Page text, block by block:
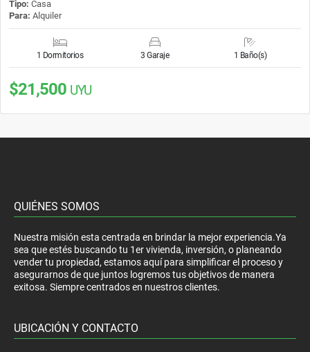
Tipo: Casa
Para: Alquiler
1 Dormitorios 3 Garaje 1 Baño(s)
$21,500 UYU
QUIÉNES SOMOS
Nuestra misión esta centrada en brindar la mejor experiencia.Ya
sea que estés buscando tu 1er vivienda, inversión, o planeando
vender tu propiedad, estamos aquí para simplificar el proceso y
asegurarnos de que juntos logremos tus objetivos de manera
exitosa. Siempre centrados en nuestros clientes.
UBICACIÓN Y CONTACTO